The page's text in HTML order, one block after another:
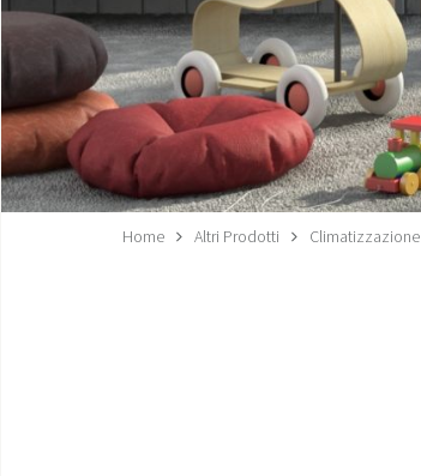
Home Altri Prodotti Climatizzazione